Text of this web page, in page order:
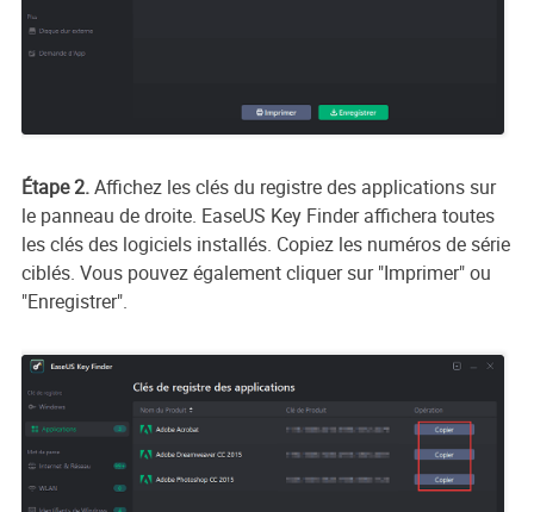
Étape 2.Affichez les clés du registre des applications sur
le panneau de droite. EaseUS Key Finder affichera toutes
les clés des logiciels installés. Copiez les numéros de série
ciblés. Vous pouvez également cliquer sur "Imprimer" ou
"Enregistrer".